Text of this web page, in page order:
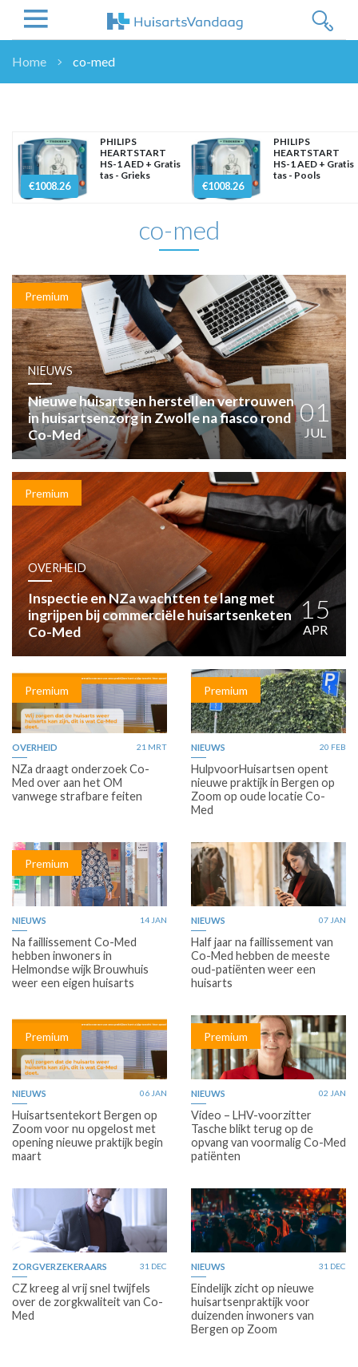
OVERHEID
WETENSCHAP
ZORGVERZEKERAARS
NASCHOLINGEN
ENQUÊTES
NHG
LHV
OPINIE
HUISARTSENPOST
PRAKTIJKZAKEN
TARIEVEN
VPHUISARTSEN
MEDISCHE VAKHANDEL
INLOGGEN
REGISTRATIE
Home co-med
€1008.26
PHILIPS
HEARTSTART
HS-1 AED + Gratis
tas - Grieks
€1008.26
PHILIPS
HEARTSTART
HS-1 AED + Gratis
tas - Pools
co-med
Premium
NIEUWS
Nieuwe huisartsen herstellen vertrouwen
in huisartsenzorg in Zwolle na fiasco rond
Co-Med
01
JUL
Premium
OVERHEID
Inspectie en NZa wachtten te lang met
ingrijpen bij commerciële huisartsenketen
Co-Med
15
APR
Premium
OVERHEID 21 MRT
NZa draagt onderzoek Co-
Med over aan het OM
vanwege strafbare feiten
Premium
NIEUWS 20 FEB
HulpvoorHuisartsen opent
nieuwe praktijk in Bergen op
Zoom op oude locatie Co-
Med
Premium
NIEUWS 14 JAN
Na faillissement Co-Med
hebben inwoners in
Helmondse wijk Brouwhuis
weer een eigen huisarts
NIEUWS 07 JAN
Half jaar na faillissement van
Co-Med hebben de meeste
oud-patiënten weer een
huisarts
Premium
NIEUWS 06 JAN
Huisartsentekort Bergen op
Zoom voor nu opgelost met
opening nieuwe praktijk begin
maart
Premium
NIEUWS 02 JAN
Video – LHV-voorzitter
Tasche blikt terug op de
opvang van voormalig Co-Med
patiënten
ZORGVERZEKERAARS 31 DEC
CZ kreeg al vrij snel twijfels
over de zorgkwaliteit van Co-
Med
NIEUWS 31 DEC
Eindelijk zicht op nieuwe
huisartsenpraktijk voor
duizenden inwoners van
Bergen op Zoom